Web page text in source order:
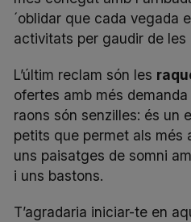
´oblidar que cada vegada
activitats per gaudir de les
L’últim reclam són les
ofertes amb més
raons són senzilles: és un
petits que permet als més
uns paisatges de somni
i uns bastons.
T’agradaria iniciar-te en